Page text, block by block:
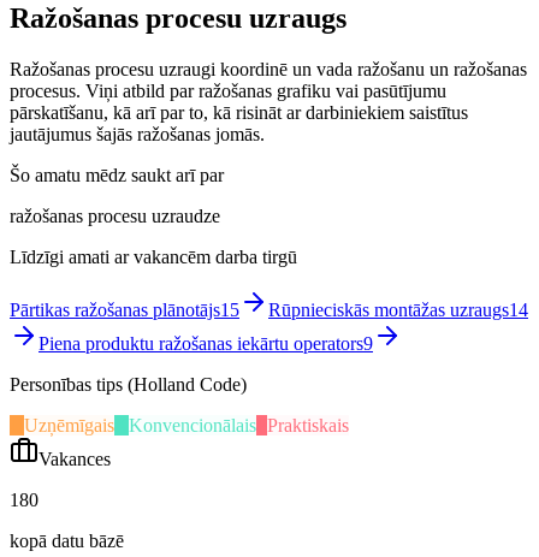
Ražošanas procesu uzraugs
Ražošanas procesu uzraugi koordinē un vada ražošanu un ražošanas
procesus. Viņi atbild par ražošanas grafiku vai pasūtījumu
pārskatīšanu, kā arī par to, kā risināt ar darbiniekiem saistītus
jautājumus šajās ražošanas jomās.
Šo amatu mēdz saukt arī par
ražošanas procesu uzraudze
Līdzīgi amati ar vakancēm darba tirgū
Pārtikas ražošanas plānotājs15 Rūpnieciskās montāžas uzraugs14
Piena produktu ražošanas iekārtu operators9
Personības tips (Holland Code)
Uzņēmīgais Konvencionālais Praktiskais
Vakances
180
kopā datu bāzē